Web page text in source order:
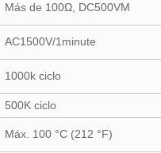
Más de 100Ω, DC500VM
AC1500V/1minute
1000k ciclo
500K ciclo
Máx. 100 °C (212 °F)